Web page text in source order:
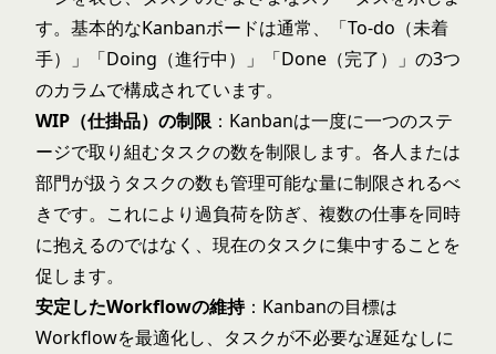
す。基本的なKanbanボードは通常、「To-do（未着
手）」「Doing（進行中）」「Done（完了）」の3つ
のカラムで構成されています。
WIP（仕掛品）の制限 ：Kanbanは一度に一つのステ
ージで取り組むタスクの数を制限します。各人または
部門が扱うタスクの数も管理可能な量に制限されるべ
きです。これにより過負荷を防ぎ、複数の仕事を同時
に抱えるのではなく、現在のタスクに集中することを
促します。
安定したWorkflowの維持：Kanbanの目標は
Workflowを最適化し、タスクが不必要な遅延なしに